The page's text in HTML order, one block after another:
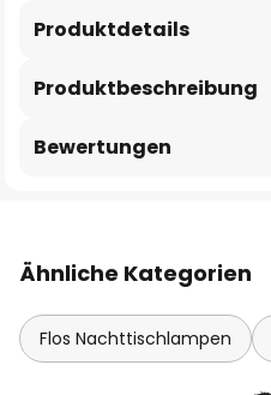
Produktbeschreibung
Produktdetails
Bewertungen
Ähnliche Kategorien
Flos Nachttischlampen